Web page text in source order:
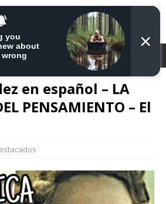
en español – LA
PENSAMIENTO – El